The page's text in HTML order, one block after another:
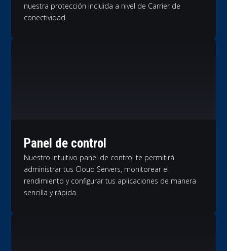
nuestra protección incluida a nivel de Carrier de
conectividad.
Panel de control
Nuestro intuitivo panel de control te permitirá
administrar tus Cloud Servers, monitorear el
rendimiento y configurar tus aplicaciones de manera
sencilla y rápida.